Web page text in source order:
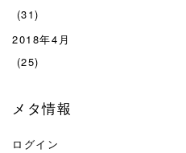
(31)
2018年4月
(25)
メタ情報
ログイン